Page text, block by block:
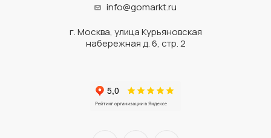
info@gomarkt.ru
г. Москва, улица Курьяновская
набережная д. 6, стр. 2